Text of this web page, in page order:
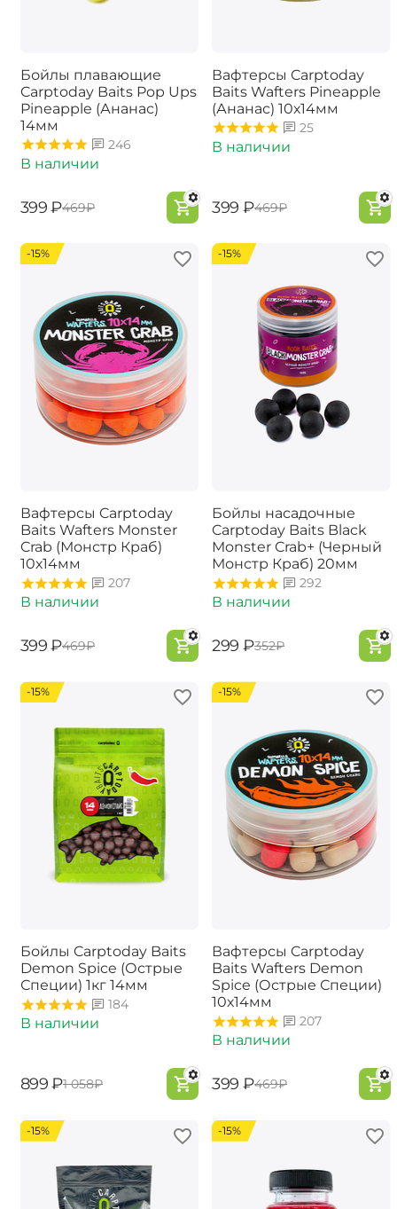
Бойлы плавающие
Carptoday Baits Pop Ups
Pineapple (Ананас)
14мм
246
В наличии
‍399‍ ₽‍469‍₽
Вафтерсы Carptoday
Baits Wafters Pineapple
(Ананас) 10х14мм
25
В наличии
‍399‍ ₽‍469‍₽
-15%
Вафтерсы Carptoday
Baits Wafters Monster
Crab (Монстр Краб)
10х14мм
207
В наличии
‍399‍ ₽‍469‍₽
-15%
Бойлы насадочные
Carptoday Baits Black
Monster Crab+ (Черный
Монстр Краб) 20мм
292
В наличии
‍299‍ ₽‍352‍₽
-15%
Бойлы Carptoday Baits
Demon Spice (Острые
Специи) 1кг 14мм
184
В наличии
‍899‍ ₽‍1 058‍₽
-15%
Вафтерсы Carptoday
Baits Wafters Demon
Spice (Острые Специи)
10х14мм
207
В наличии
‍399‍ ₽‍469‍₽
-15% -15%